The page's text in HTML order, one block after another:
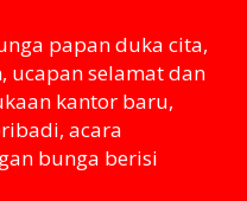
papan duka cita,
ucapan selamat dan
kantor baru,
acara
bunga berisi